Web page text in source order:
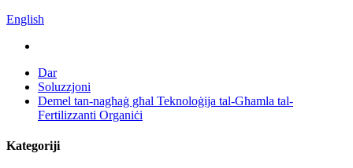
English
Dar
Soluzzjoni
Demel tan-nagħaġ għal Teknoloġija tal-Għamla tal-
Fertilizzanti Organiċi
Kategoriji